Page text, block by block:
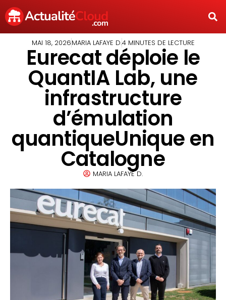
MAI 18, 2026MARIA LAFAYE D.4 MINUTES DE LECTURE
Eurecat déploie le
QuantIA Lab, une
infrastructure
d’émulation
quantiqueUnique en
Catalogne
MARIA LAFAYE D.